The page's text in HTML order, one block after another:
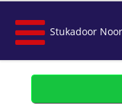
Stukadoor